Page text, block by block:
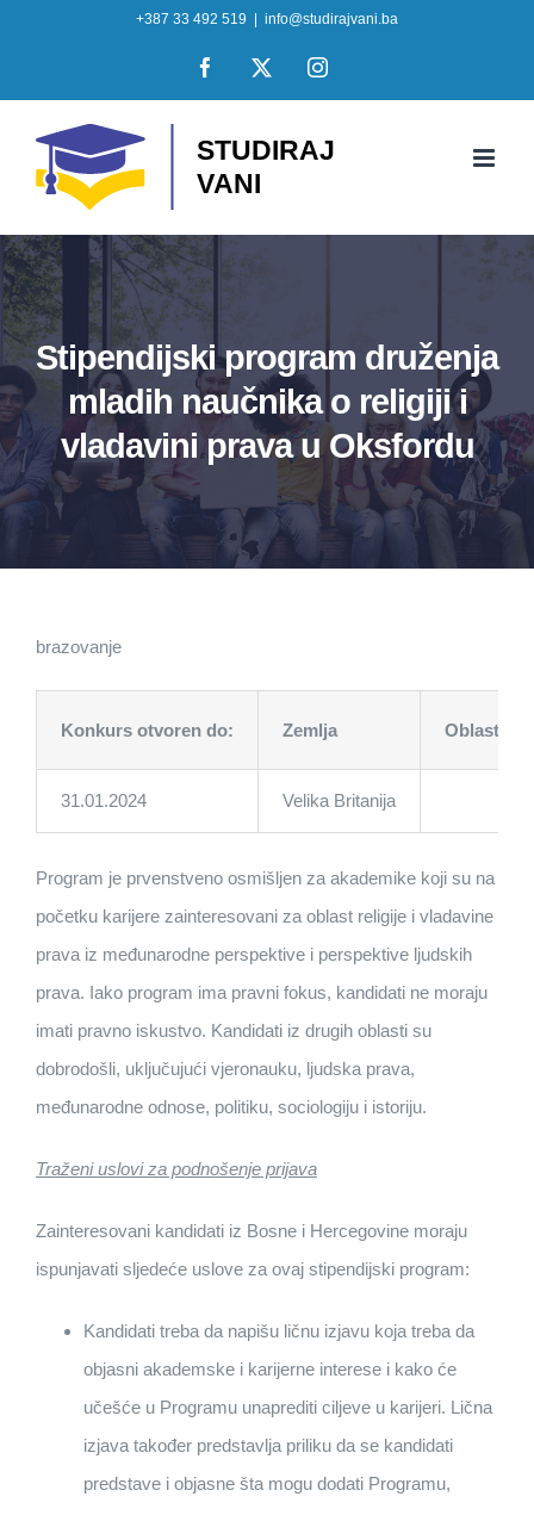
+387 33 492 519 info@studirajvani.ba
Facebook
X Instagram
Stipendijski program druženja
mladih naučnika o religiji i
vladavini prava u Oksfordu
brazovanje
Konkurs otvoren do: Zemlja Oblasti
31.01.2024 Velika Britanija
Program je prvenstveno osmišljen za akademike koji su na
početku karijere zainteresovani za oblast religije i vladavine
prava iz međunarodne perspektive i perspektive ljudskih
prava. Iako program ima pravni fokus, kandidati ne moraju
imati pravno iskustvo. Kandidati iz drugih oblasti su
dobrodošli, uključujući vjeronauku, ljudska prava,
međunarodne odnose, politiku, sociologiju i istoriju.
Traženi uslovi za podnošenje prijava
Zainteresovani kandidati iz Bosne i Hercegovine moraju
ispunjavati sljedeće uslove za ovaj stipendijski program:
Kandidati treba da napišu ličnu izjavu koja treba da
objasni akademske i karijerne interese i kako će
učešće u Programu unaprediti ciljeve u karijeri. Lična
izjava također predstavlja priliku da se kandidati
predstave i objasne šta mogu dodati Programu,